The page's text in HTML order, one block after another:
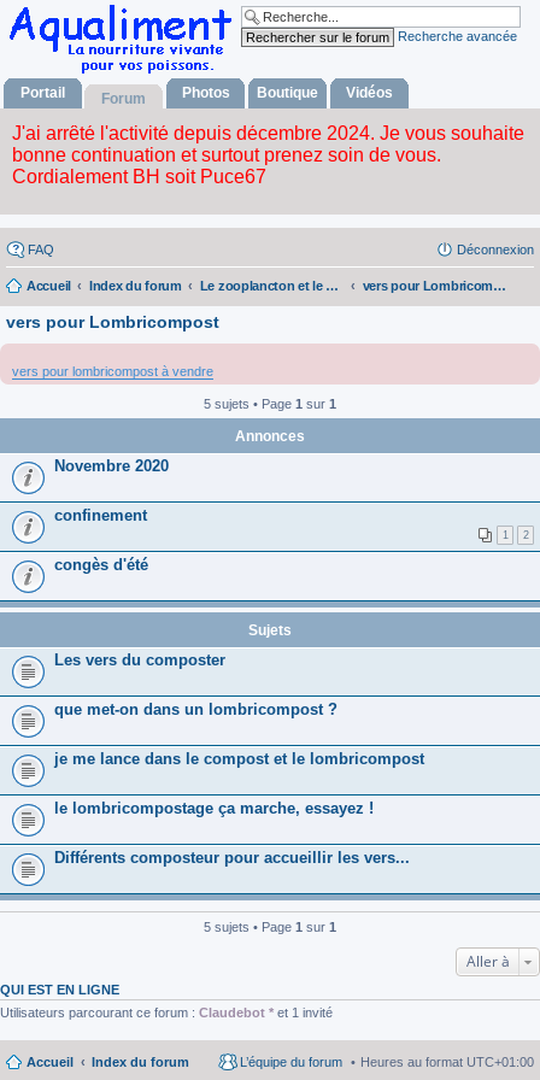
Recherche avancée
Portail Forum Photos Boutique Vidéos
FAQ Déconnexion
Accueil Index du forum Le zooplancton et le phytoplancton vers pour Lombricompost
vers pour Lombricompost
vers pour lombricompost à vendre
5 sujets • Page 1 sur 1
Annonces
Novembre 2020
confinement
1 2
congès d'été
Sujets
Les vers du composter
que met-on dans un lombricompost ?
je me lance dans le compost et le lombricompost
le lombricompostage ça marche, essayez !
Différents composteur pour accueillir les vers...
5 sujets • Page 1 sur 1
Aller à
QUI EST EN LIGNE
Utilisateurs parcourant ce forum : Claudebot * et 1 invité
Accueil Index du forum Heures au format UTC+01:00
L’équipe du forum